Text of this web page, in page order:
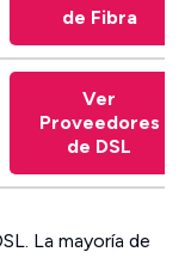
de Fibra
Ver
Proveedores
de DSL
La mayoría de